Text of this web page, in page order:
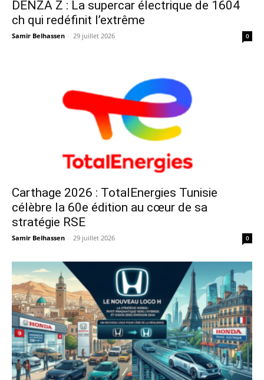
DENZA Z : La supercar électrique de 1604
ch qui redéfinit l’extrême
Samir Belhassen - 29 juillet 2026 0
Carthage 2026 : TotalEnergies Tunisie
célèbre la 60e édition au cœur de sa
stratégie RSE
Samir Belhassen - 29 juillet 2026 0